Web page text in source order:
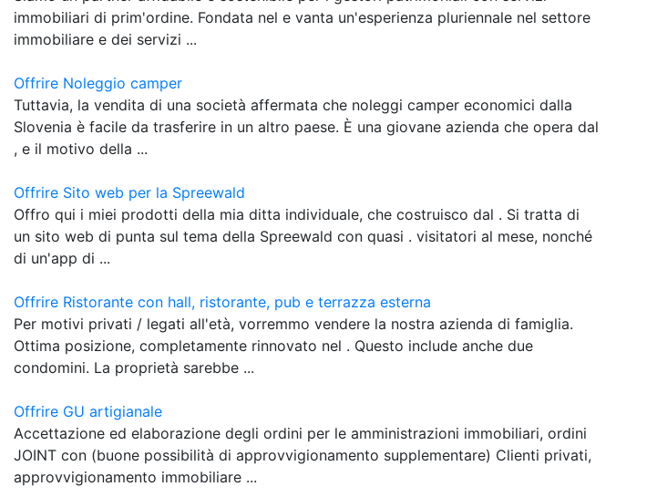
immobiliari di prim'ordine. Fondata nel e vanta un'esperienza pluriennale nel settore
immobiliare e dei servizi ...
Offrire Noleggio camper
Tuttavia, la vendita di una società affermata che noleggi camper economici dalla
Slovenia è facile da trasferire in un altro paese. È una giovane azienda che opera dal
, e il motivo della ...
Offrire Sito web per la Spreewald
Offro qui i miei prodotti della mia ditta individuale, che costruisco dal . Si tratta di
un sito web di punta sul tema della Spreewald con quasi . visitatori al mese, nonché
di un'app di ...
Offrire Ristorante con hall, ristorante, pub e terrazza esterna
Per motivi privati / legati all'età, vorremmo vendere la nostra azienda di famiglia.
Ottima posizione, completamente rinnovato nel . Questo include anche due
condomini. La proprietà sarebbe ...
Offrire GU artigianale
Accettazione ed elaborazione degli ordini per le amministrazioni immobiliari, ordini
JOINT con (buone possibilità di approvvigionamento supplementare) Clienti privati,
approvvigionamento immobiliare ...